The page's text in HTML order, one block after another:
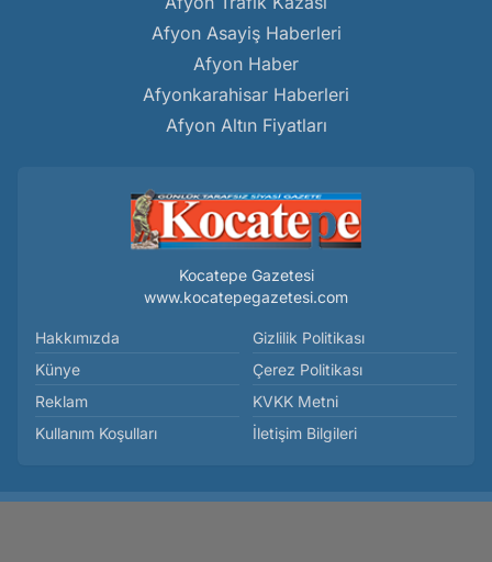
Afyon Asayiş Haberleri
Afyon Haber
Afyonkarahisar Haberleri
Afyon Altın Fiyatları
Kocatepe Gazetesi
www.kocatepegazetesi.com
Hakkımızda
Künye
Reklam
Kullanım Koşulları
Gizlilik Politikası
Çerez Politikası
KVKK Metni
İletişim Bilgileri